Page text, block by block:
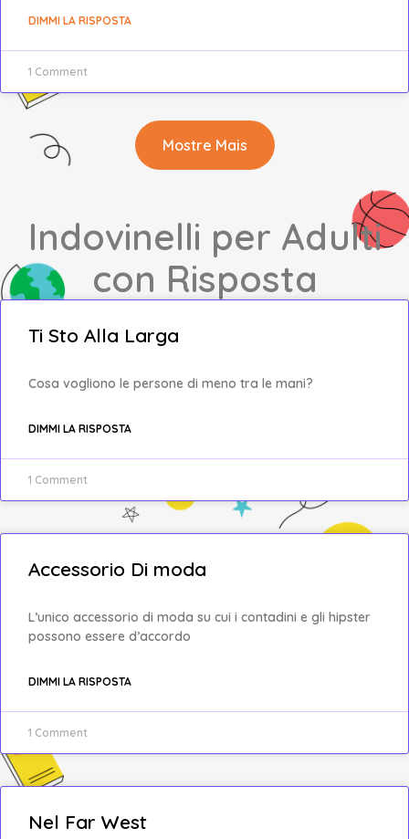
DIMMI LA RISPOSTA
1 Comment
Mostre Mais
Indovinelli per Adulti
con Risposta
Ti Sto Alla Larga
Cosa vogliono le persone di meno tra le mani?
DIMMI LA RISPOSTA
1 Comment
Accessorio Di moda
L’unico accessorio di moda su cui i contadini e gli hipster
possono essere d’accordo
DIMMI LA RISPOSTA
1 Comment
Nel Far West